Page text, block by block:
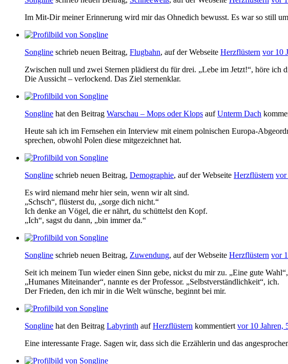
Im Mit-Dir meiner Erinnerung wird mir das Ohnedich bewusst. Es war so still
Songline schrieb neuen Beitrag, Flugbahn, auf der Webseite Herzflüstern vor 10
Zwischen null und zwei Sternen plädierst du für drei. „Lebe im Jetzt!“, höre ich
Die Aussicht – verlockend. Das Ziel sternenklar.
Songline hat den Beitrag Warschau – Mops oder Klops aufUnterm Dach
Heute sah ich im Fernsehen ein Interview mit einem polnischen Europa-
sprechen, obwohl Polen diese mitgezeichnet hat.
Songline schrieb neuen Beitrag, Demographie, auf der Webseite Herzflüstern vor
Es wird niemand mehr hier sein, wenn wir alt sind.
„Schsch“, flüsterst du, „sorge dich nicht.“
Ich denke an Vögel, die er nährt, du schüttelst den Kopf.
„Ich“, sagst du dann, „bin immer da.“
Songline schrieb neuen Beitrag, Zuwendung, auf der Webseite Herzflüstern vor
Seit ich meinem Tun wieder einen Sinn gebe, nickst du mir zu. „Eine gute
„Humanes Miteinander“, nannte es der Professor. „Selbstverständlichkeit“, ich.
Der Frieden, den ich mir in die Welt wünsche, beginnt bei mir.
Songline hat den Beitrag Labyrinth aufHerzflüstern kommentiert vor 10 Jahren,
Eine interessante Frage. Sagen wir, dass sich die Erzählerin und das